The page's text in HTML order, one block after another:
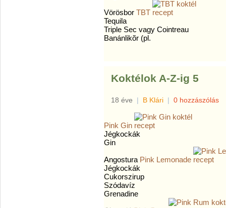
Vörösbor TBT
Tequila
Triple Sec vagy Cointreau
Banánlikõr (pl.
Koktélok A-Z-ig 5
18 éve | B Klári | 0 hozzászólás
Pink Gin
Jégkockák
Gin
Angostura Pink Lemonade
Jégkockák
Cukorszirup
Szódavíz
Grenadine